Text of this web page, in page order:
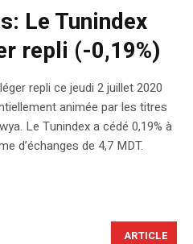
Le Tunindex
repli (-0,19%)
repli ce jeudi 2 juillet 2020
animée par les titres
Le Tunindex a cédé 0,19% à
d’échanges de 4,7 MDT.
ARTICLE